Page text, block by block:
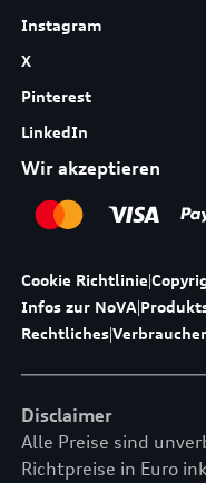
Instagram
X
Pinterest
LinkedIn
Wir akzeptieren
Cookie Richtlinie|
Infos zur NoVA|
Rechtliches|
Disclaimer
Alle Preise sind
Richtpreise in Euro